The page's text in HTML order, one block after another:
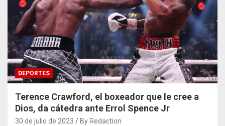
DEPORTES
Terence Crawford, el boxeador que le cree a
Dios, da cátedra ante Errol Spence Jr
30 de julio de 2023 By Redaction